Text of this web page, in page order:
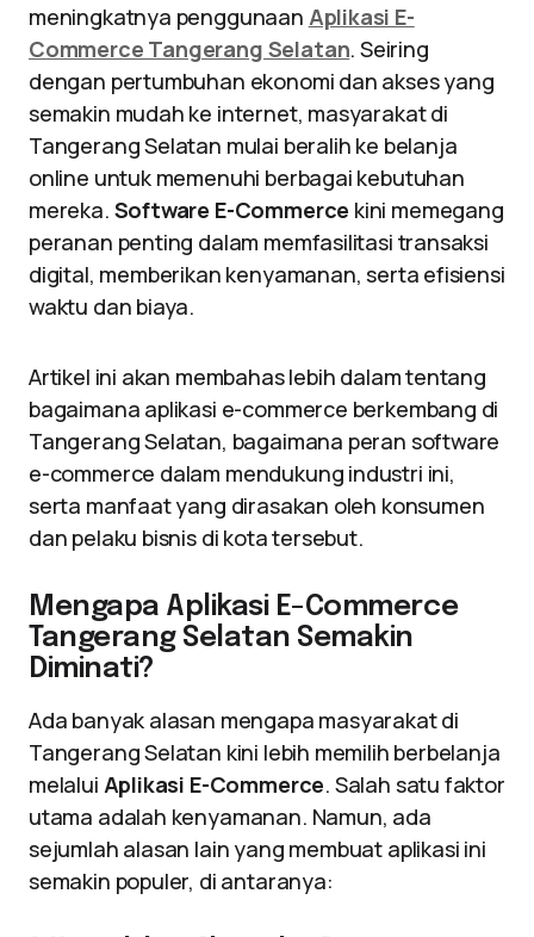
meningkatnya penggunaan Aplikasi E-
Commerce Tangerang Selatan. Seiring
dengan pertumbuhan ekonomi dan akses yang
semakin mudah ke internet, masyarakat di
Tangerang Selatan mulai beralih ke belanja
online untuk memenuhi berbagai kebutuhan
mereka. Software E-Commerce kini memegang
peranan penting dalam memfasilitasi transaksi
digital, memberikan kenyamanan, serta efisiensi
waktu dan biaya.
Artikel ini akan membahas lebih dalam tentang
bagaimana aplikasi e-commerce berkembang di
Tangerang Selatan, bagaimana peran software
e-commerce dalam mendukung industri ini,
serta manfaat yang dirasakan oleh konsumen
dan pelaku bisnis di kota tersebut.
Mengapa Aplikasi E-Commerce
Tangerang Selatan Semakin
Diminati?
Ada banyak alasan mengapa masyarakat di
Tangerang Selatan kini lebih memilih berbelanja
melalui Aplikasi E-Commerce. Salah satu faktor
utama adalah kenyamanan. Namun, ada
sejumlah alasan lain yang membuat aplikasi ini
semakin populer, di antaranya: